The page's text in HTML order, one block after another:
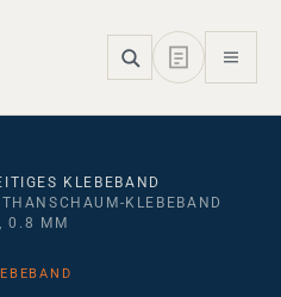
KLEBEBAND
KLEBEBAND
MM